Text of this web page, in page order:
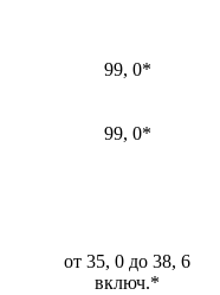
99, 0*
99, 0*
от 35, 0 до 38, 6
включ.*